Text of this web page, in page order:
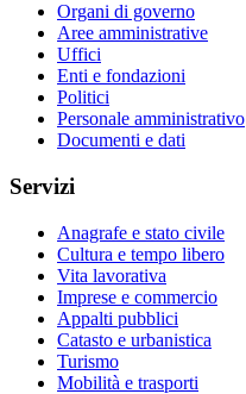
Organi di governo
Aree amministrative
Uffici
Enti e fondazioni
Politici
Personale amministrativo
Documenti e dati
Servizi
Anagrafe e stato civile
Cultura e tempo libero
Vita lavorativa
Imprese e commercio
Appalti pubblici
Catasto e urbanistica
Turismo
Mobilità e trasporti